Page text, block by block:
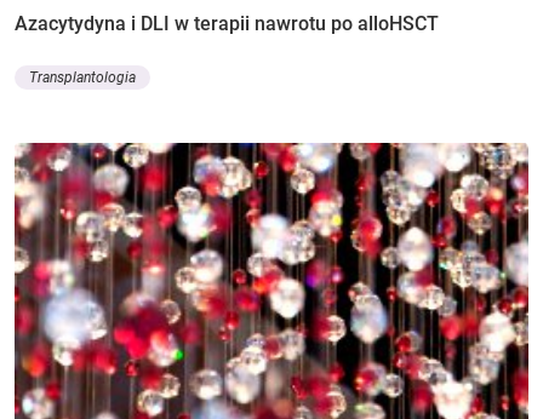
Azacytydyna i DLI w terapii nawrotu po alloHSCT
Transplantologia